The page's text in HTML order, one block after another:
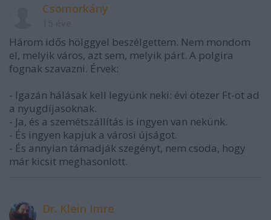
Csomorkány
Három idős hölggyel beszélgettem. Nem mondom
el, melyik város, azt sem, melyik párt. A polgira
fognak szavazni. Érvek:
- Igazán hálásak kell legyünk neki: évi ötezer Ft-ot ad
a nyugdíjasoknak.
- Ja, és a szemétszállítás is ingyen van nekünk.
- És ingyen kapjuk a városi újságot.
- És annyian támadják szegényt, nem csoda, hogy
már kicsit meghasonlott.
Dr. Klein Imre